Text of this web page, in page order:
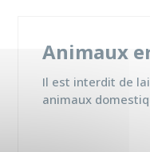
Animaux
Il est interdit de
animaux